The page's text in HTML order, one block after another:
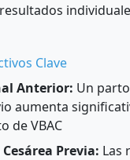
Clave
Anterior: Un
aumenta
de VBAC
Previa: Las